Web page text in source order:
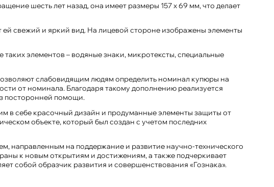
шесть лет назад, она имеет размеры 157 х 69 мм, что делает
свежий и яркий вид. На лицевой стороне изображены элементы
элементов – водяные знаки, микротексты, специальные
слабовидящим людям определить номинал купюры на
от номинала. Благодаря такому дополнению реализуется
посторонней помощи.
в себе красочный дизайн и продуманные элементы защиты от
объекте, который был создан с учетом последних
направленным на поддержание и развитие научно-технического
к новым открытиям и достижениям, а также подчеркивает
собой образчик развития и совершенствования «Гознака».